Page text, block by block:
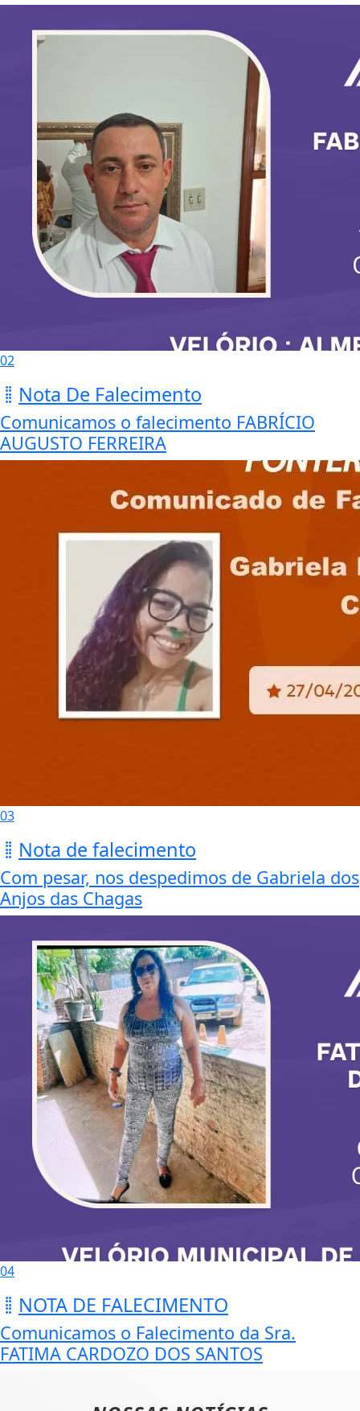
02
Nota De Falecimento
Comunicamos o falecimento FABRÍCIO
AUGUSTO FERREIRA
03
Nota de falecimento
Com pesar, nos despedimos de Gabriela dos
Anjos das Chagas
04
NOTA DE FALECIMENTO
Comunicamos o Falecimento da Sra.
FATIMA CARDOZO DOS SANTOS